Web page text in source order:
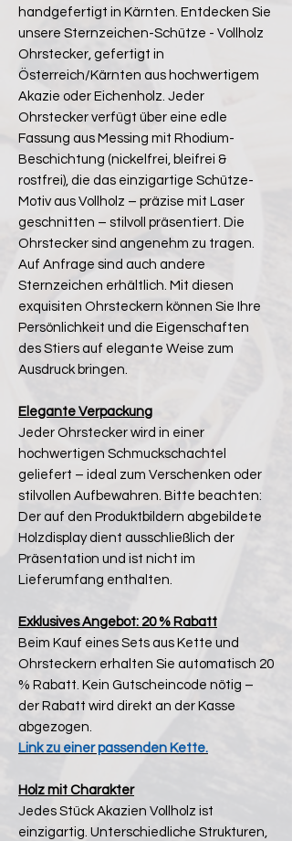
handgefertigt in Kärnten. Entdecken Sie
unsere Sternzeichen-Schütze - Vollholz
Ohrstecker, gefertigt in
Österreich/Kärnten aus hochwertigem
Akazie oder Eichenholz. Jeder
Ohrstecker verfügt über eine edle
Fassung aus Messing mit Rhodium-
Beschichtung (nickelfrei, bleifrei &
rostfrei), die das einzigartige Schütze-
Motiv aus Vollholz – präzise mit Laser
geschnitten – stilvoll präsentiert. Die
Ohrstecker sind angenehm zu tragen.
Auf Anfrage sind auch andere
Sternzeichen erhältlich. Mit diesen
exquisiten Ohrsteckern können Sie Ihre
Persönlichkeit und die Eigenschaften
des Stiers auf elegante Weise zum
Ausdruck bringen.
Elegante Verpackung
Jeder Ohrstecker wird in einer
hochwertigen Schmuckschachtel
geliefert – ideal zum Verschenken oder
stilvollen Aufbewahren. Bitte beachten:
Der auf den Produktbildern abgebildete
Holzdisplay dient ausschließlich der
Präsentation und ist nicht im
Lieferumfang enthalten.
Exklusives Angebot: 20 % Rabatt
Beim Kauf eines Sets aus Kette und
Ohrsteckern erhalten Sie automatisch 20
% Rabatt. Kein Gutscheincode nötig –
der Rabatt wird direkt an der Kasse
abgezogen.
Link zu einer passenden Kette.
Holz mit Charakter
Jedes Stück Akazien Vollholz ist
einzigartig. Unterschiedliche Strukturen,